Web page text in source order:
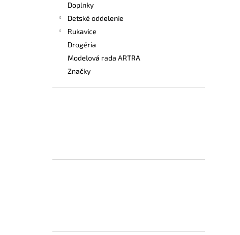
Doplnky
Detské oddelenie
Rukavice
Drogéria
Modelová rada ARTRA
Značky